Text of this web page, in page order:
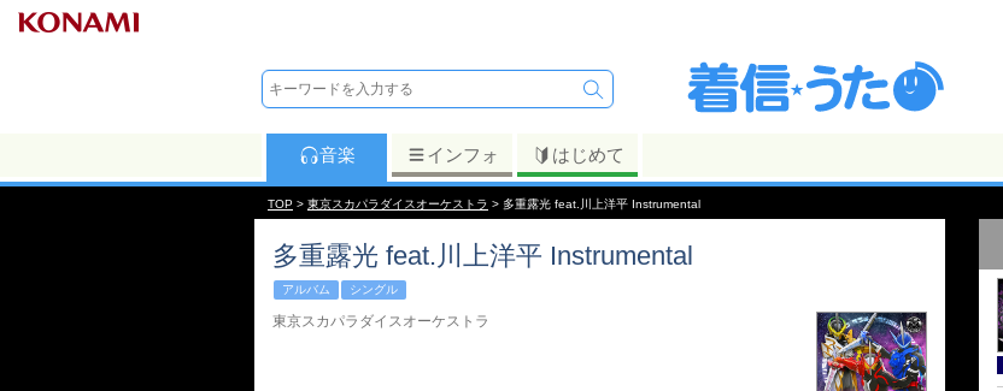
音楽 インフォ はじめて
TOP > 東京スカパラダイスオーケストラ > 多重露光 feat.川上洋平 Instrumental
多重露光 feat.川上洋平 Instrumental
アルバム シングル
東京スカパラダイスオーケストラ